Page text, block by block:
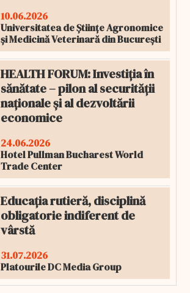
10.06.2026
Universitatea de Științe Agronomice
și Medicină Veterinară din București
HEALTH FORUM: Investiția în
sănătate – pilon al securității
naționale și al dezvoltării
economice
24.06.2026
Hotel Pullman Bucharest World
Trade Center
Educația rutieră, disciplină
obligatorie indiferent de
vârstă
31.07.2026
Platourile DC Media Group